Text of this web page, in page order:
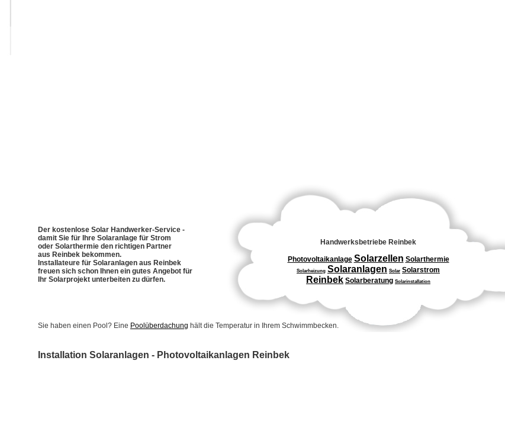
Der kostenlose Solar Handwerker-Service -
damit Sie für Ihre Solaranlage für Strom
oder Solarthermie den richtigen Partner
aus Reinbek bekommen.
Installateure für Solaranlagen aus Reinbek
freuen sich schon Ihnen ein gutes Angebot für
Ihr Solarprojekt unterbeiten zu dürfen.
Handwerksbetriebe Reinbek
Photovoltaikanlage Solarzellen Solarthermie
Solarheizung Solaranlagen Solar Solarstrom
Reinbek Solarberatung Solarinstallation
Sie haben einen Pool? Eine Poolüberdachung hält die Temperatur in Ihrem Schwimmbecken.
Installation Solaranlagen - Photovoltaikanlagen Reinbek